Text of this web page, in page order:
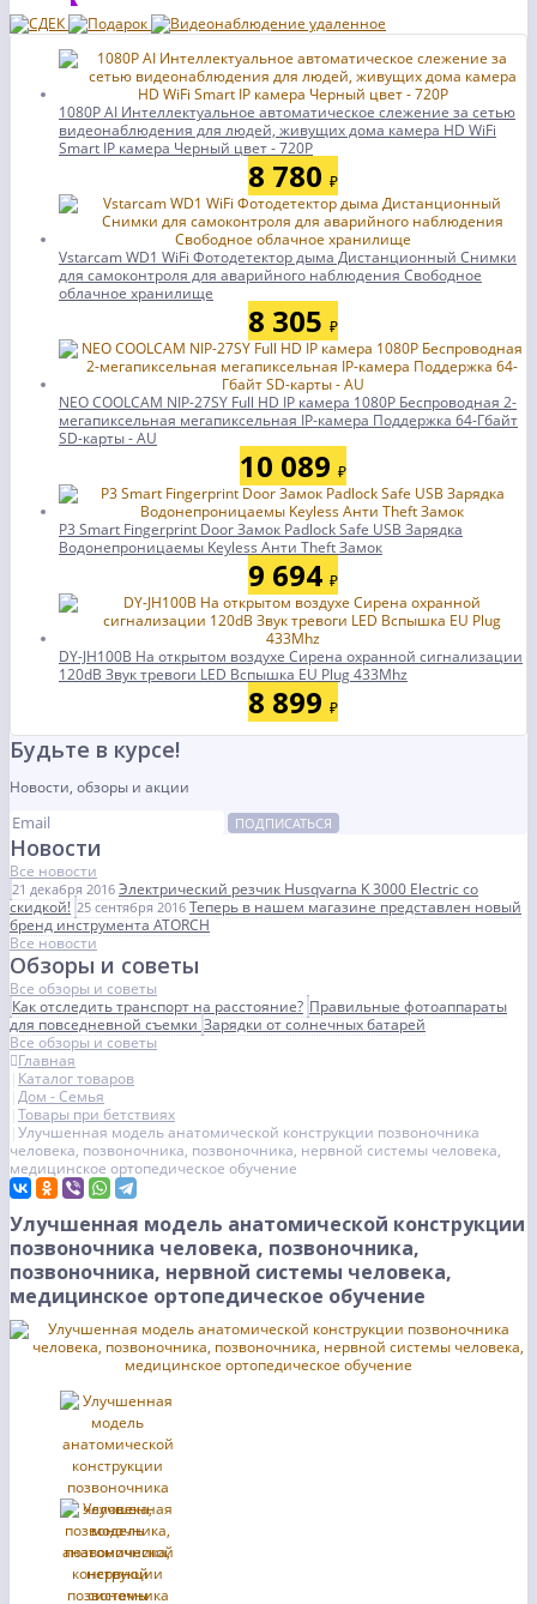
1080P AI Интеллектуальное автоматическое слежение за сетью
видеонаблюдения для людей, живущих дома камера HD WiFi
Smart IP камера Черный цвет - 720P
8 780 ₽
Vstarcam WD1 WiFi Фотодетектор дыма Дистанционный Снимки
для самоконтроля для аварийного наблюдения Свободное
облачное хранилище
8 305 ₽
NEO COOLCAM NIP-27SY Full HD IP камера 1080P Беспроводная 2-
мегапиксельная мегапиксельная IP-камера Поддержка 64-Гбайт
SD-карты - AU
10 089 ₽
P3 Smart Fingerprint Door Замок Padlock Safe USB Зарядка
Водонепроницаемы Keyless Анти Theft Замок
9 694 ₽
DY-JH100B На открытом воздухе Сирена охранной сигнализации
120dB Звук тревоги LED Вспышка EU Plug 433Mhz
8 899 ₽
Будьте в курсе!
Новости, обзоры и акции
ПОДПИСАТЬСЯ
Новости
Все новости
21 декабря 2016 Электрический резчик Husqvarna K 3000 Electric со
скидкой! 25 сентября 2016 Теперь в нашем магазине представлен новый
бренд инструмента ATORCH
Все новости
Обзоры и советы
Все обзоры и советы
Как отследить транспорт на расстояние? Правильные фотоаппараты
для повседневной съемкиЗарядки от солнечных батарей
Все обзоры и советы
Главная
Каталог товаров
Дом - Семья
Товары при бетствиях
Улучшенная модель анатомической конструкции позвоночника
человека, позвоночника, позвоночника, нервной системы человека,
медицинское ортопедическое обучение
Улучшенная модель анатомической конструкции
позвоночника человека, позвоночника,
позвоночника, нервной системы человека,
медицинское ортопедическое обучение